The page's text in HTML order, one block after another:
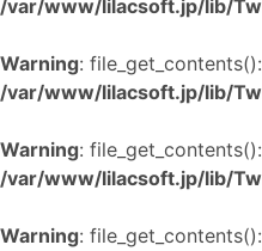
/var/www/lilacsoft.jp/lib/
Warning:
/var/www/lilacsoft.jp/lib/
Warning:
/var/www/lilacsoft.jp/lib/
Warning: